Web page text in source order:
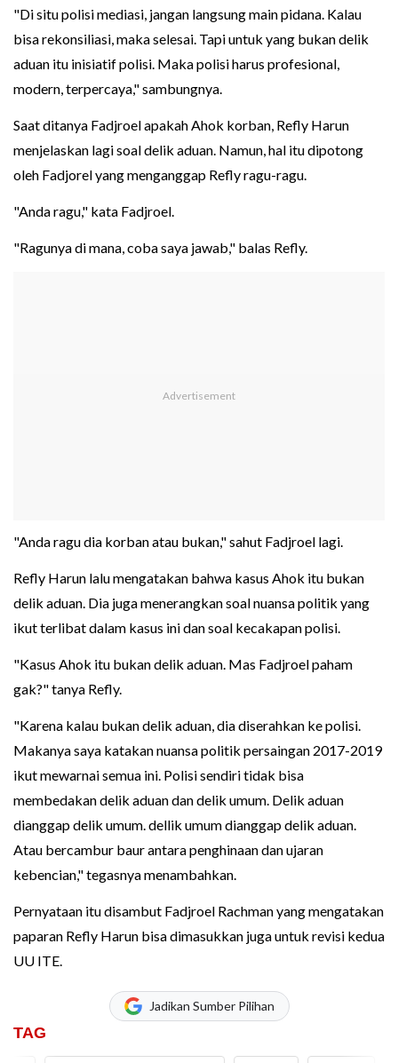
"Di situ polisi mediasi, jangan langsung main pidana. Kalau
bisa rekonsiliasi, maka selesai. Tapi untuk yang bukan delik
aduan itu inisiatif polisi. Maka polisi harus profesional,
modern, terpercaya," sambungnya.
Saat ditanya Fadjroel apakah Ahok korban, Refly Harun
menjelaskan lagi soal delik aduan. Namun, hal itu dipotong
oleh Fadjorel yang menganggap Refly ragu-ragu.
"Anda ragu," kata Fadjroel.
"Ragunya di mana, coba saya jawab," balas Refly.
"Anda ragu dia korban atau bukan," sahut Fadjroel lagi.
Refly Harun lalu mengatakan bahwa kasus Ahok itu bukan
delik aduan. Dia juga menerangkan soal nuansa politik yang
ikut terlibat dalam kasus ini dan soal kecakapan polisi.
"Kasus Ahok itu bukan delik aduan. Mas Fadjroel paham
gak?" tanya Refly.
"Karena kalau bukan delik aduan, dia diserahkan ke polisi.
Makanya saya katakan nuansa politik persaingan 2017-2019
ikut mewarnai semua ini. Polisi sendiri tidak bisa
membedakan delik aduan dan delik umum. Delik aduan
dianggap delik umum. dellik umum dianggap delik aduan.
Atau bercambur baur antara penghinaan dan ujaran
kebencian," tegasnya menambahkan.
Pernyataan itu disambut Fadjroel Rachman yang mengatakan
paparan Refly Harun bisa dimasukkan juga untuk revisi kedua
UU ITE.
Jadikan Sumber Pilihan
TAG